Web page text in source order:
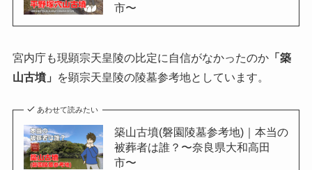
市〜
宮内庁も現顕宗天皇陵の比定に自信がなかったのか「築
山古墳」
を顕宗天皇陵の陵墓参考地としています。
あわせて読みたい
築山古墳(磐園陵墓参考地)｜本当の
被葬者は誰？〜奈良県大和高田
市〜